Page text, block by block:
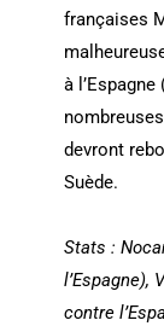
françaises
à
devront
Suède.
Stats :
l’Espagne),
contre